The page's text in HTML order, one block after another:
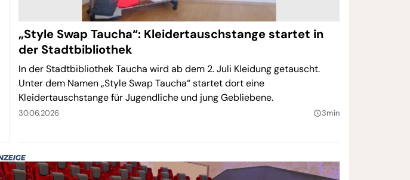
„Style Swap Taucha“: Kleidertauschstange startet in
der Stadtbibliothek
In der Stadtbibliothek Taucha wird ab dem 2. Juli Kleidung getauscht.
Unter dem Namen „Style Swap Taucha“ startet dort eine
Kleidertauschstange für Jugendliche und jung Gebliebene.
30.06.2026 query_builder3min